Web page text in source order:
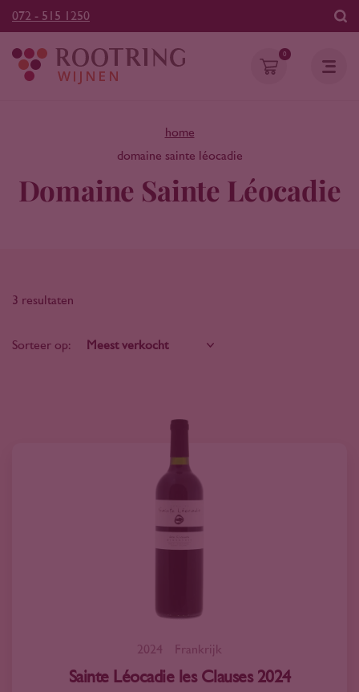
072 - 515 1250
0
home
domaine sainte léocadie
Domaine Sainte Léocadie
3 resultaten
Sorteer op:
2024 Frankrijk
Sainte Léocadie les Clauses 2024